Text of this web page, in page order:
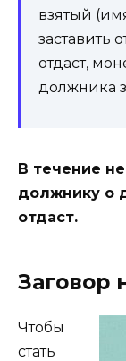
взятый
заставить
отдаст,
должника
В течение
должнику о
отдаст.
Заговор
Чтобы
стать